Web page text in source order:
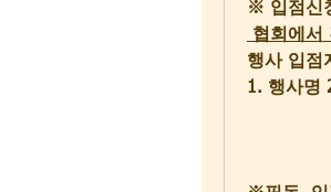
※ 입점신
협회에서
행사 입점
1. 행사명